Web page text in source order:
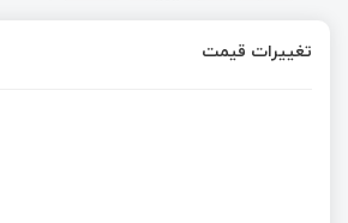
تغییرات قیمت